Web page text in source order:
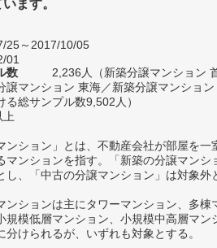
25～2017/10/05
01
数
2,236人（新築分譲マンション
譲マンション 東海／新築分譲マンション
る総サンプル数9,502人）
ンション」とは、不動産会社が部屋を一
マンションを指す。「新築の分譲マンシ
し、「中古の分譲マンション」は対象外
ンションは主にタワーマンション、多棟
規模低層マンション、小規模中高層マン
分けられるが、いずれも対象とする。